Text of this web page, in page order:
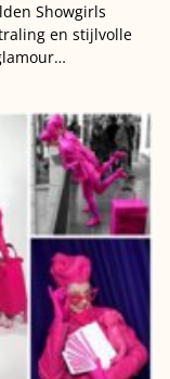
Showgirls
en stijlvolle